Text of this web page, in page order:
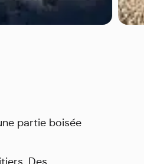
partie boisée